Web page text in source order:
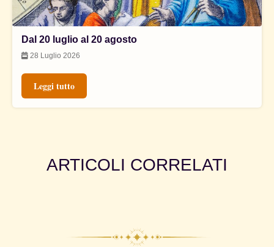
Dal 20 luglio al 20 agosto
28 Luglio 2026
Leggi tutto
ARTICOLI CORRELATI